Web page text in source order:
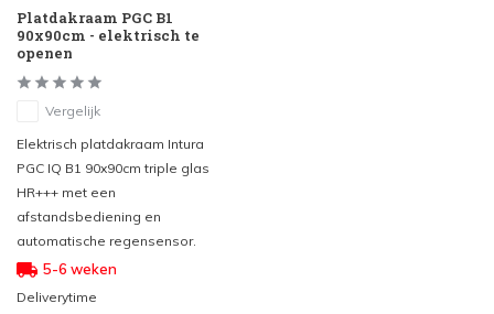
Platdakraam PGC B1
90x90cm - elektrisch te
openen
Vergelijk
Elektrisch platdakraam Intura
PGC IQ B1 90x90cm triple glas
HR+++ met een
afstandsbediening en
automatische regensensor.
5-6 weken
Deliverytime